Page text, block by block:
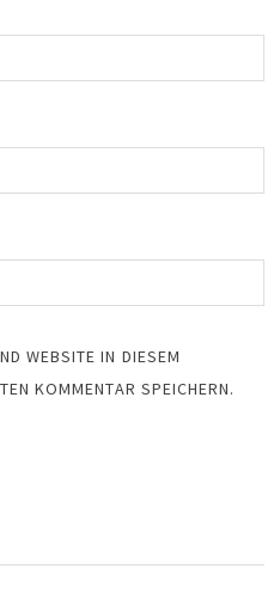
WEBSITE IN DIESEM
KOMMENTAR SPEICHERN.